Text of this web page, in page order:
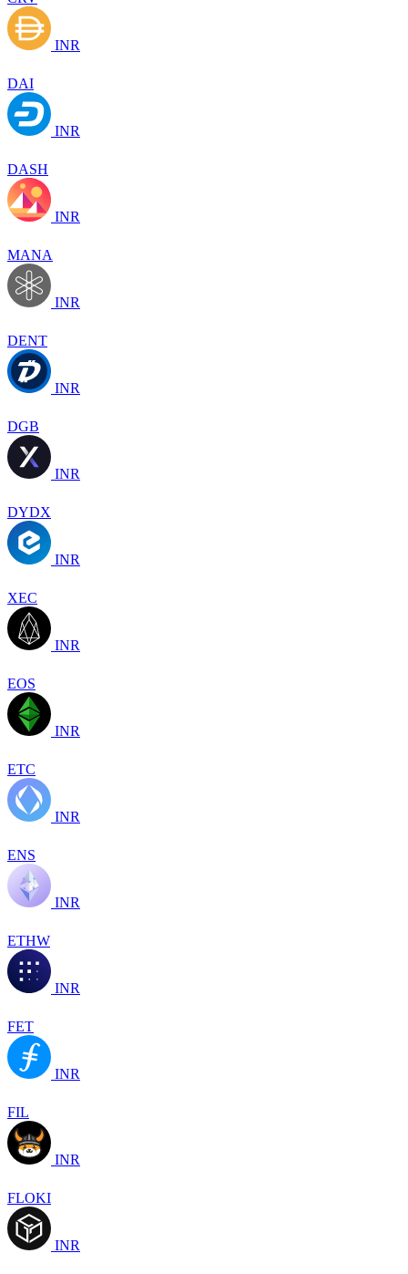
INR
DAI
INR
DASH
INR
MANA
INR
DENT
INR
DGB
INR
DYDX
INR
XEC
INR
EOS
INR
ETC
INR
ENS
INR
ETHW
INR
FET
INR
FIL
INR
FLOKI
INR